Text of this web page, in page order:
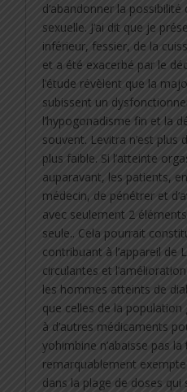
d’abandonner la
sexuelle. J’ai dit que je
inférieur, fessier, de la
et a été exacerbé par le
l’étude révèlent que la
subissent un
l’hypogonadisme fin et la
souvent. Levitra n’est plus
plus faible. Si l’atteinte
auparavant, les patients,
médecin, de pénétrer et
avec seulement 2
seule.. Cela pourrait
contribuant à l’appareil de
circulantes et
les hommes atteints de
que celles de la
à d’autres médicaments
yohimbine n’abaisse pas
remarquablement
dans la plage de doses qui